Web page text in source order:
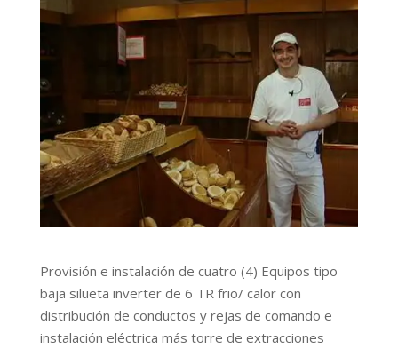
Provisión e instalación de cuatro (4) Equipos tipo
baja silueta inverter de 6 TR frio/ calor con
distribución de conductos y rejas de comando e
instalación eléctrica más torre de extracciones